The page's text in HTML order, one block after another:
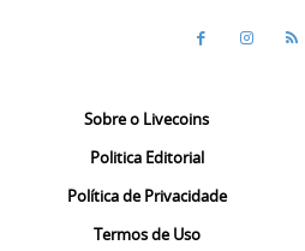
Sobre o Livecoins
Politica Editorial
Política de Privacidade
Termos de Uso